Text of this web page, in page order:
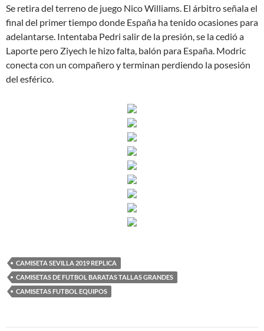
Se retira del terreno de juego Nico Williams. El árbitro señala el
final del primer tiempo donde España ha tenido ocasiones para
adelantarse. Intentaba Pedri salir de la presión, se la cedió a
Laporte pero Ziyech le hizo falta, balón para España. Modric
conecta con un compañero y terminan perdiendo la posesión
del esférico.
CAMISETA SEVILLA 2019 REPLICA
CAMISETAS DE FUTBOL BARATAS TALLAS GRANDES
CAMISETAS FUTBOL EQUIPOS